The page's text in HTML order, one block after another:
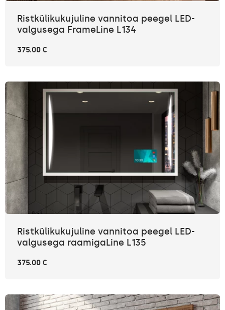
Ristkülikukujuline vannitoa peegel LED-
valgusega FrameLine L134
375.00 €
Ristkülikukujuline vannitoa peegel LED-
valgusega raamigaLine L135
375.00 €